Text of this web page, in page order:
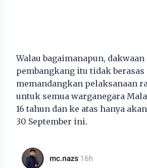
Walau bagaimanapun,
pembangkang itu tidak berasas
memandangkan pelaksanaan
untuk semua warganegara
16 tahun dan ke atas hanya
30 September ini.